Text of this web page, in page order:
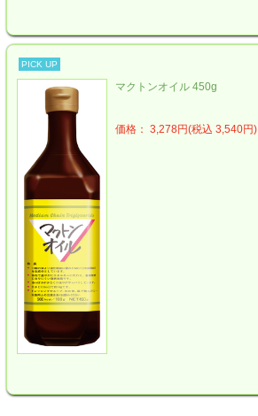
PICK UP
マクトンオイル 450g
価格： 3,278円(税込 3,540円)